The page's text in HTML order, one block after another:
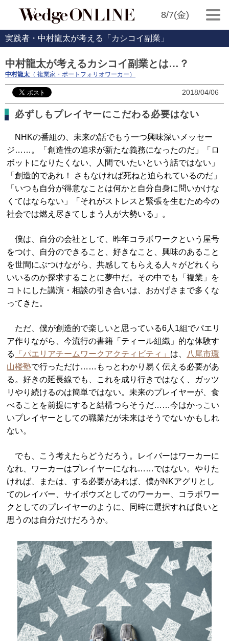
8/7(金)
実践者・中村龍太が考える「カシコイ副業」
中村龍太が考えるカシコイ副業とは…？
中村龍太 （ 複業家・ポートフォリオワーカー）
2018/04/06
必ずしもプレイヤーにこだわる必要はない
NHKの番組の、未来の話でもう一つ興味深いメッセー
ジ……。「創造性の追求が新たな義務になったのだ」「ロ
ボットになりたくない、人間でいたいという話ではない」
「創造的であれ！ さもなければ死ねと迫られているのだ」
「いつも自分が得意なことは何かと自分自身に問いかけな
くてはならない」「それがストレスと緊張を生むため今の
社会では燃え尽きてしまう人が大勢いる」。
僕は、自分の会社として、昨年コラボワークという屋号
をつけ、自分のできること、好きなこと、興味のあること
を世間にぶつけながら、共感してもらえる人々がどれくら
いいるのか探求することに夢中だ。その中でも「複業」を
コトにした講演・相談の引き合いは、おかげさまで多くな
ってきた。
ただ、僕が創造的で楽しいと思っている6人1組でパエリ
ア作りながら、今流行の書籍「ティール組織」的な体験す
る
「パエリアチームワークアクティビティ」 は、
八尾市環
山楼塾で行っただけ……もっとわかり易く伝える必要があ
る。好きの延長線でも、これを成り行きではなく、ガッツ
リやり続けるのは簡単ではない。未来のプレイヤーが、食
べることを前提にすると結構つらそうだ……今はかっこい
いプレイヤーとしての職業だが未来はそうでないかもしれ
ない。
でも、こう考えたらどうだろう。レイバーはワーカーに
なれ、ワーカーはプレイヤーになれ……ではない。やりた
ければ、または、する必要があれば、僕がNKアグリとし
てのレイバー、サイボウズとしてのワーカー、コラボワー
クとしてのプレイヤーのように、同時に選択すれば良いと
思うのは自分だけだろうか。